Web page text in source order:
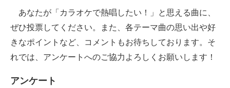
あなたが「カラオケで熱唱したい！」と思える曲に、
ぜひ投票してください。また、各テーマ曲の思い出や好
きなポイントなど、コメントもお待ちしております。そ
れでは、アンケートへのご協力よろしくお願いします！
アンケート